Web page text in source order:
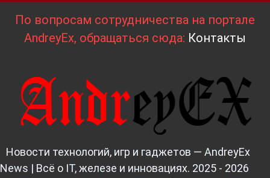
По вопросам сотрудничества на портале
AndreyEx, обращаться сюда: Контакты
Новости технологий, игр и гаджетов — AndreyEx
News | Всё о IT, железе и инновациях. 2025 - 2026